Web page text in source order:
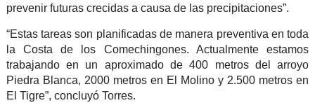
prevenir futuras crecidas a causa de las precipitaciones”.
“Estas tareas son planificadas de manera preventiva en toda
la Costa de los Comechingones. Actualmente estamos
trabajando en un aproximado de 400 metros del arroyo
Piedra Blanca, 2000 metros en El Molino y 2.500 metros en
El Tigre”, concluyó Torres.